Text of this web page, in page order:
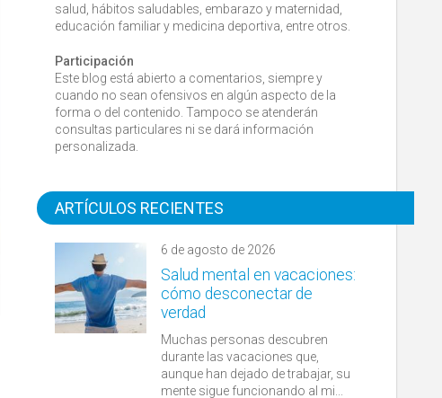
salud, hábitos saludables, embarazo y maternidad,
educación familiar y medicina deportiva, entre otros.
Participación
Este blog está abierto a comentarios, siempre y
cuando no sean ofensivos en algún aspecto de la
forma o del contenido. Tampoco se atenderán
consultas particulares ni se dará información
personalizada.
ARTÍCULOS RECIENTES
6 de agosto de 2026
Salud mental en vacaciones:
cómo desconectar de
verdad
Muchas personas descubren
durante las vacaciones que,
aunque han dejado de trabajar, su
mente sigue funcionando al mi...